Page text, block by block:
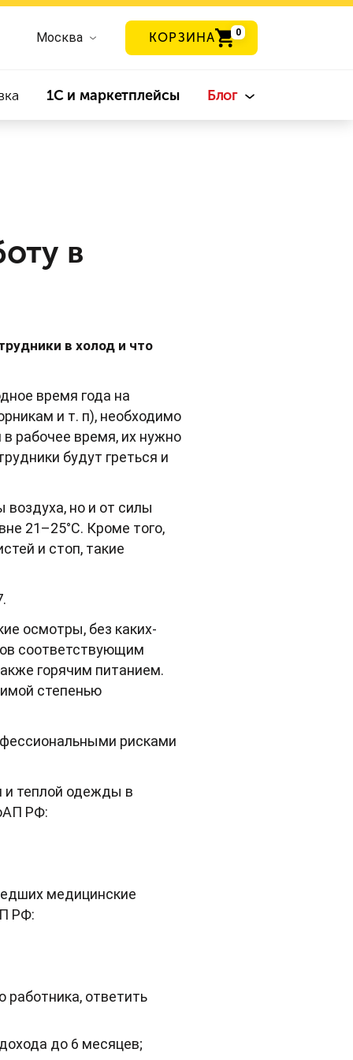
Москва КОРЗИНА 0
1С и маркетплейсы Блог
в
в холод и что
время года на
и т. п), необходимо
рабочее время, их нужно
будут греться и
воздуха, но и от силы
21–25°C. Кроме того,
и стоп, такие
осмотры, без каких-
соответствующим
горячим питанием.
степенью
рисками
и теплой одежды в
РФ:
медицинские
РФ:
работника, ответить
до 6 месяцев;